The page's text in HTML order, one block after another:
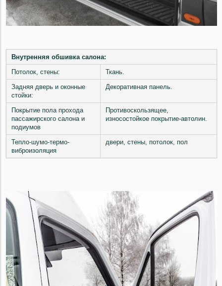
Внутренняя обшивка салона:
Потолок, стены:
Ткань.
Задняя дверь и оконные
стойки:
Декоративная панель.
Покрытие пола прохода
пассажирского салона и
подиумов
Противоскользящее,
износостойкое покрытие-автолин.
Тепло-шумо-термо-
виброизоляция
двери, стены, потолок, пол